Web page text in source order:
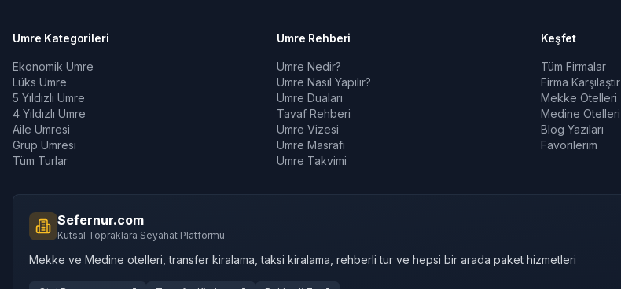
Umre Kategorileri
Ekonomik Umre
Lüks Umre
5 Yıldızlı Umre
4 Yıldızlı Umre
Aile Umresi
Grup Umresi
Tüm Turlar
Umre Rehberi
Umre Nedir?
Umre Nasıl Yapılır?
Umre Duaları
Tavaf Rehberi
Umre Vizesi
Umre Masrafı
Umre Takvimi
Keşfet
Tüm Firmalar
Firma Karşılaştır
Mekke Otelleri
Medine Otelleri
Blog Yazıları
Favorilerim
Sefernur.com
Kutsal Topraklara Seyahat Platformu
Mekke ve Medine otelleri, transfer kiralama, taksi kiralama, rehberli tur ve hepsi bir arada paket hizmetleri